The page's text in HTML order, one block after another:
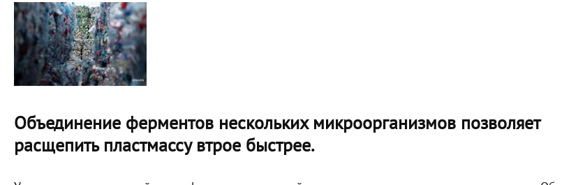
Объединение ферментов нескольких микроорганизмов позволяет
расщепить пластмассу втрое быстрее.